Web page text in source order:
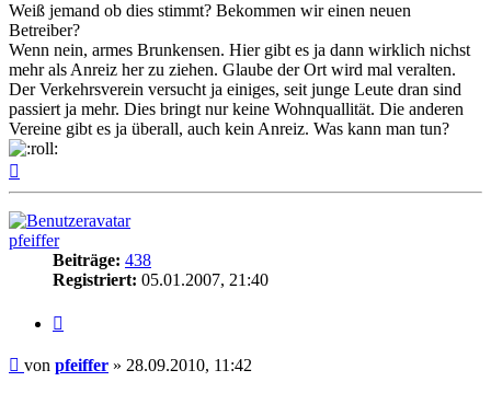
Weiß jemand ob dies stimmt? Bekommen wir einen neuen
Betreiber?
Wenn nein, armes Brunkensen. Hier gibt es ja dann wirklich nichst
mehr als Anreiz her zu ziehen. Glaube der Ort wird mal veralten.
Der Verkehrsverein versucht ja einiges, seit junge Leute dran sind
passiert ja mehr. Dies bringt nur keine Wohnquallität. Die anderen
Vereine gibt es ja überall, auch kein Anreiz. Was kann man tun?
pfeiffer
Beiträge: 438
Registriert: 05.01.2007, 21:40
Beitrag
von pfeiffer » 28.09.2010, 11:42